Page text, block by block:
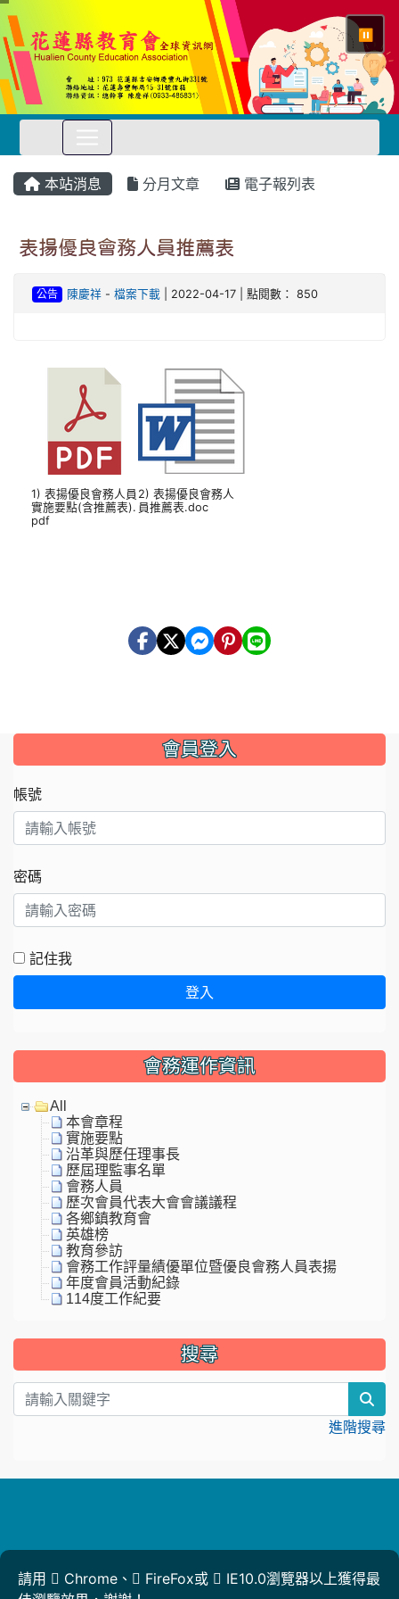
⏸
本站消息 分月文章 電子報列表
表揚優良會務人員推薦表
公告 陳慶祥- 檔案下載| 2022-04-17 | 點閱數： 850
1) 表揚優良會務人員
實施要點(含推薦表).
pdf
2) 表揚優良會務人
員推薦表.doc
會員登入
帳號
密碼
記住我
登入
會務運作資訊
All
本會章程
實施要點
沿革與歷任理事長
歷屆理監事名單
會務人員
歷次會員代表大會會議議程
各鄉鎮教育會
英雄榜
教育參訪
會務工作評量績優單位暨優良會務人員表揚
年度會員活動紀錄
114度工作紀要
搜尋
進階搜尋
請用 Chrome 、 FireFox或
IE10.0瀏覽器以上獲得最